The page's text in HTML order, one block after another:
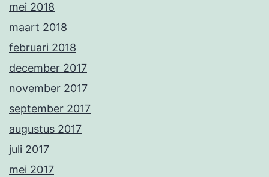
mei 2018
maart 2018
februari 2018
december 2017
november 2017
september 2017
augustus 2017
juli 2017
mei 2017